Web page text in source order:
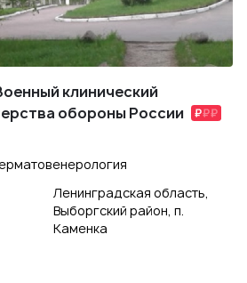
клинический
обороны России
Ленинградская область,
Выборгский район, п.
Каменка